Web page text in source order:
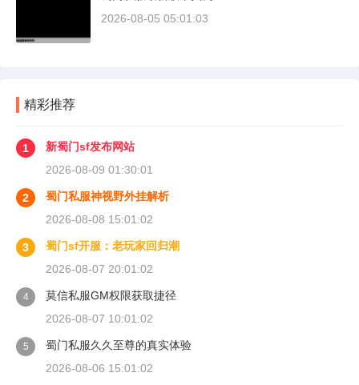
2026-08-05 05:01:03
精彩推荐
1
新蜀门sf发布网站
2026-08-09 01:30:01
2
蜀门私服神视野外挂解析
2026-08-08 15:01:02
3
蜀门sf开服：老玩家回归潮
2026-08-07 20:01:02
4
莫信私服GM权限获取捷径
2026-08-07 10:01:02
5
蜀门私服久久至尊的真实体验
2026-08-06 15:01:02